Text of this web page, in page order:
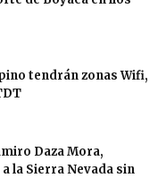
tendrán zonas Wifi,
Daza Mora,
la Sierra Nevada sin